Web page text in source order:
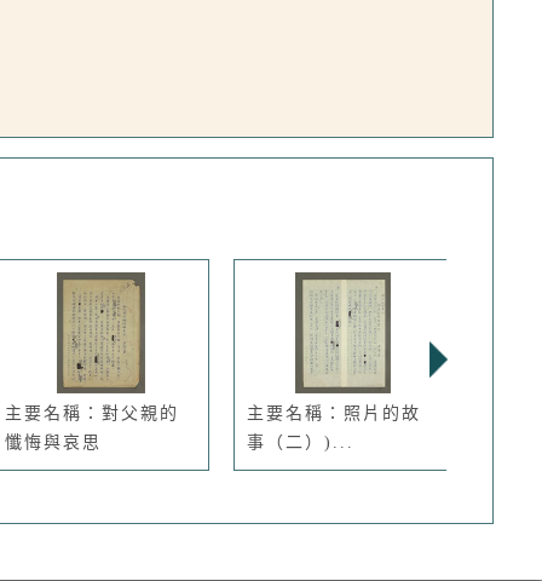
主要名稱：對父親的
懺悔與哀思
主要名稱：照片的故
事（二）)...